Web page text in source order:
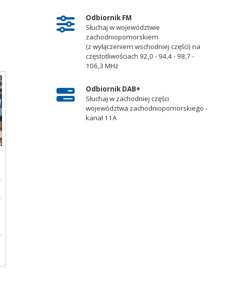
Odbiornik FM
Słuchaj w województwie
zachodniopomorskiem
(z wyłączeniem wschodniej części) na
częstotliwościach 92,0 - 94,4 - 98,7 -
106,3 MHz
Odbiornik DAB+
Słuchaj w zachodniej części
województwa zachodniopomorskiego -
kanał 11A